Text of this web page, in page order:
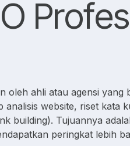
oleh ahli atau agensi yang
website, riset kata
building). Tujuannya
peringkat lebih